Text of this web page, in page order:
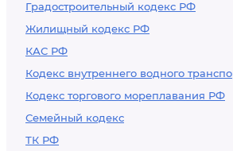
Градостроительный кодекс РФ
Жилищный кодекс РФ
КАС РФ
Кодекс внутреннего водного
Кодекс торгового мореплавания РФ
Семейный кодекс
ТК РФ